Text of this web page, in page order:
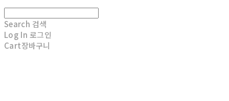
Search 검색
Log In 로그인
Cart장바구니